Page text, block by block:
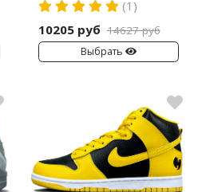
(1)
10205 руб 14627 руб
Выбрать